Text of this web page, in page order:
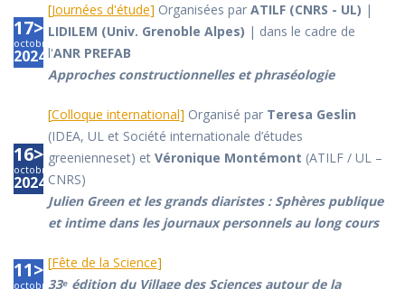
17>18
octobre
2024
[Journées d'étude] Organisées par ATILF (CNRS - UL) |
LIDILEM (Univ. Grenoble Alpes) | dans le cadre de
l'ANR PREFAB
Approches constructionnelles et phraséologie
16>17
octobre
2024
[Colloque international] Organisé par Teresa Geslin
(IDEA, UL et Société internationale d’études
greenienneset) et Véronique Montémont (ATILF / UL –
CNRS)
Julien Green et les grands diaristes : Sphères publique
et intime dans les journaux personnels au long cours
11>12
octobre
[Fête de la Science]
33ᵉ édition du Village des Sciences autour de la